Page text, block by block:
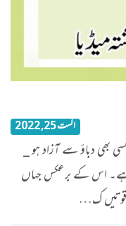
اگست 25, 2022
بھی دباؤ سے آزاد ہو _
اس کے برعکس جہاں
قوتیں ک…